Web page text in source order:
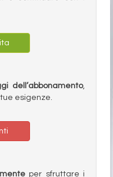
dell’abbonamento,
esigenze.
per sfruttare i